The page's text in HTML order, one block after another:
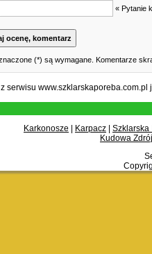
« Pytanie
(*) są wymagane. Komentarze
serwisu
Karkonosze Karpacz
Szklarska
Kudowa